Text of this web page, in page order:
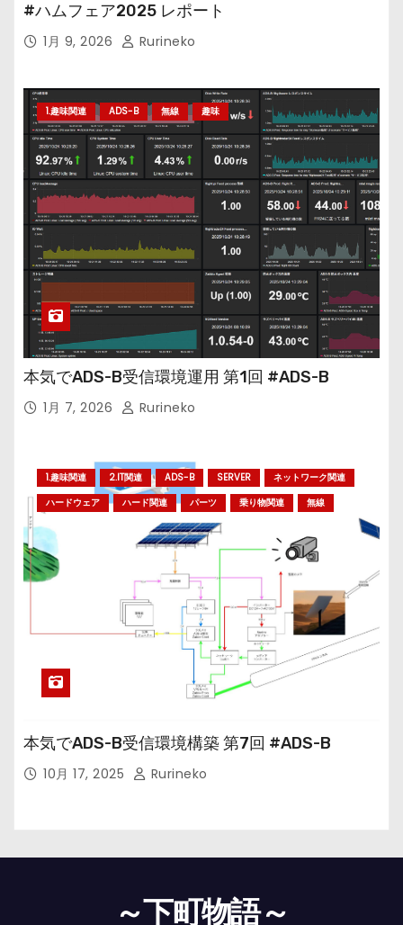
#ハムフェア2025 レポート
1月 9, 2026 Rurineko
1.趣味関連 ADS-B 無線 趣味
本気でADS-B受信環境運用 第1回 #ADS-B
1月 7, 2026 Rurineko
1.趣味関連 2.IT関連 ADS-B SERVER
ネットワーク関連
ハードウェア
ハード関連 パーツ 乗り物関連 無線
本気でADS-B受信環境構築 第7回 #ADS-B
10月 17, 2025 Rurineko
～下町物語～